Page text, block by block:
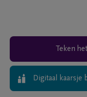
Teken
Digitaal kaarsje